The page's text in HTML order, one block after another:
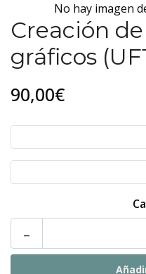
No hay imagen
Creación
gráficos
90,00€
-